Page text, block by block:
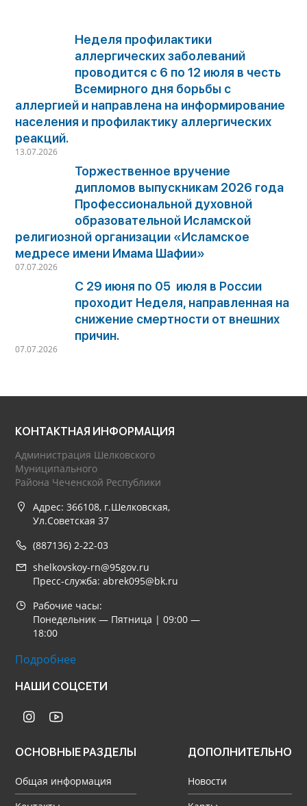
Неделя профилактики
аллергических заболеваний
проводится с 6 по 12 июля в честь
Всемирного дня борьбы с
аллергией и направлена на информирование
населения и профилактику аллергических
реакций.
13.07.2026
Торжественное вручение
дипломов выпускникам 2026 года
Профессиональной духовной
образовательной Исламской
религиозной организации «Исламское
медресе имени Имама Шафии»
07.07.2026
С 29 июня по 05 июля в России
проходит Неделя, направленная на
снижение смертности от внешних
причин.
07.07.2026
КОНТАКТНАЯ ИНФОРМАЦИЯ
Администрация Шелковского
Муниципального
Района Чеченской Республики
Адрес: 366108, г.Шелковская,
Ул.Советская 37
(887136) 2-22-03
shelkovskoy-rn@95gov.ru
Пресс-служба: abrek095@bk.ru
Рабочие часы:
Понедельник — Пятница | 09:00 —
18:00
Подробнее
НАШИ СОЦСЕТИ
ОСНОВНЫЕ РАЗДЕЛЫ
Общая информация
ДОПОЛНИТЕЛЬНО
Новости